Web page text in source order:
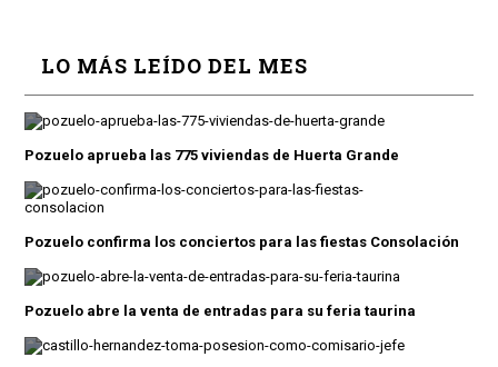
LO MÁS LEÍDO DEL MES
Pozuelo aprueba las 775 viviendas de Huerta Grande
Pozuelo confirma los conciertos para las fiestas Consolación
Pozuelo abre la venta de entradas para su feria taurina